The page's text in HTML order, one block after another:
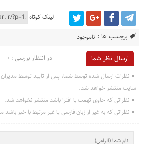
لینک کوتاه
برچسب ها : ناموجود
ارسال نظر شما
در انتظار بررسی : 0
نظرات ارسال شده توسط شما، پس از تایید توسط مدیران
سایت منتشر خواهد شد.
نظراتی که حاوی تهمت یا افترا باشد منتشر نخواهد شد.
نظراتی که به غیر از زبان فارسی یا غیر مرتبط با خبر باشد